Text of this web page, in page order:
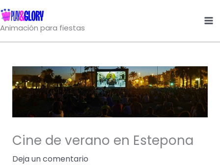
al
contenido
Animación para fiestas
Cine de verano en Estepona
Deja un comentario